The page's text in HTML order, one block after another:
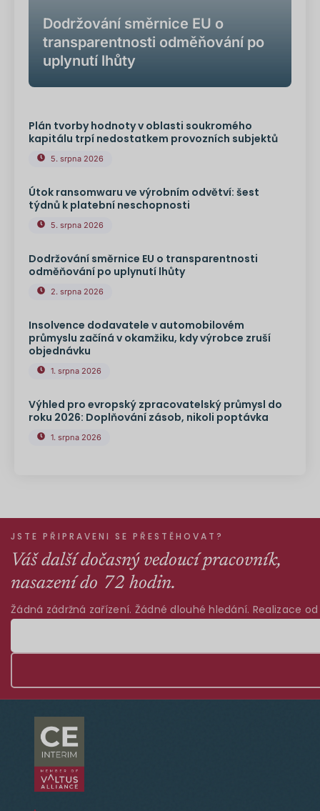
Dodržování směrnice EU o
transparentnosti odměňování po
uplynutí lhůty
Plán tvorby hodnoty v oblasti soukromého
kapitálu trpí nedostatkem provozních subjektů
5. srpna 2026
Útok ransomwaru ve výrobním odvětví: šest
týdnů k platební neschopnosti
5. srpna 2026
Dodržování směrnice EU o transparentnosti
odměňování po uplynutí lhůty
2. srpna 2026
Insolvence dodavatele v automobilovém
průmyslu začíná v okamžiku, kdy výrobce zruší
objednávku
1. srpna 2026
Výhled pro evropský zpracovatelský průmysl do
roku 2026: Doplňování zásob, nikoli poptávka
1. srpna 2026
JSTE PŘIPRAVENI SE PŘESTĚHOVAT?
Váš další dočasný vedoucí pracovník,
nasazení do 72 hodin.
Žádná zádržná zařízení. Žádné dlouhé hledání. Realizace